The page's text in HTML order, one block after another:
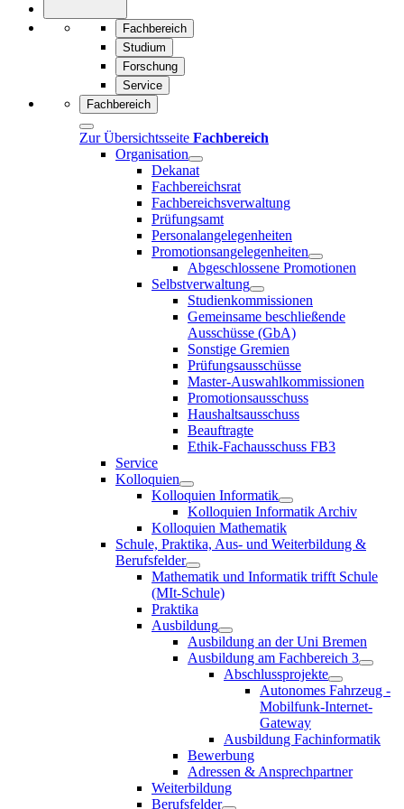
Fachbereich
Studium
Forschung
Service
Fachbereich
Zur Übersichtsseite Fachbereich
Organisation
Dekanat
Fachbereichsrat
Fachbereichsverwaltung
Prüfungsamt
Personalangelegenheiten
Promotionsangelegenheiten
Abgeschlossene Promotionen
Selbstverwaltung
Studienkommissionen
Gemeinsame beschließende
Ausschüsse (GbA)
Sonstige Gremien
Prüfungsausschüsse
Master-Auswahlkommissionen
Promotionsausschuss
Haushaltsausschuss
Beauftragte
Ethik-Fachausschuss FB3
Service
Kolloquien
Kolloquien Informatik
Kolloquien Informatik Archiv
Kolloquien Mathematik
Schule, Praktika, Aus- und Weiterbildung &
Berufsfelder
Mathematik und Informatik trifft Schule
(MIt-Schule)
Praktika
Ausbildung
Ausbildung an der Uni Bremen
Ausbildung am Fachbereich 3
Abschlussprojekte
Autonomes Fahrzeug -
Mobilfunk-Internet-
Gateway
Ausbildung Fachinformatik
Bewerbung
Adressen & Ansprechpartner
Weiterbildung
Berufsfelder